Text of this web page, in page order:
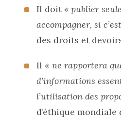
Il doit« publier
accompagner, si
des droits et
Il « ne rapportera
d’informations
l’utilisation des
d’éthique mondiale